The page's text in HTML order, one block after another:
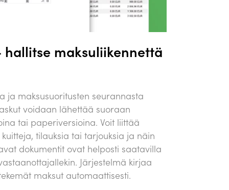
maksuliikennettä
ja maksusuoritusten seurannasta
voidaan lähettää suoraan
tai paperiversioina. Voit liittää
tilauksia tai tarjouksia ja näin
dokumentit ovat helposti saatavilla
Järjestelmä kirjaa
maksut automaattisesti.